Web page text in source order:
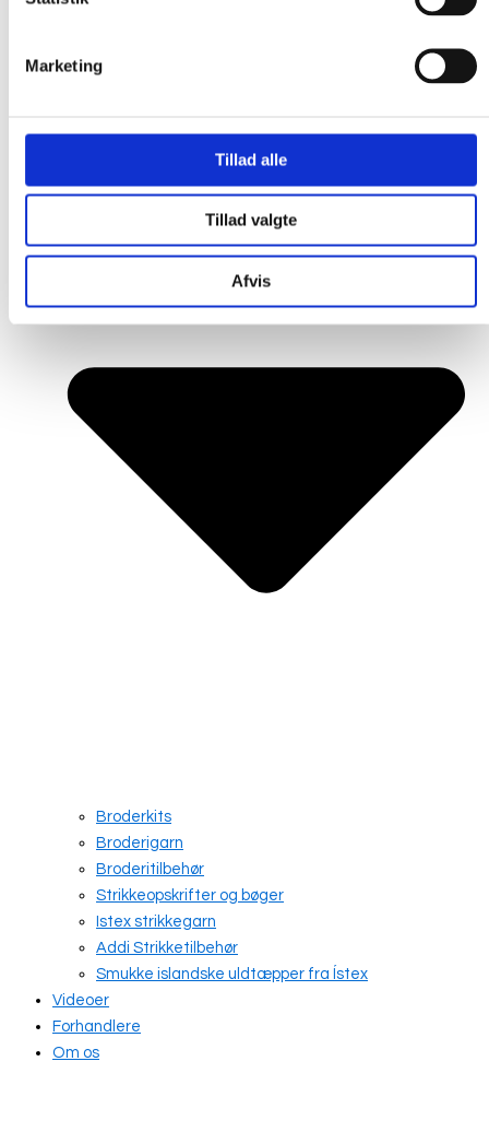
Marketing
Tillad alle
Tillad valgte
Afvis
Broderkits
Broderigarn
Broderitilbehør
Strikkeopskrifter og bøger
Istex strikkegarn
Addi Strikketilbehør
Smukke islandske uldtæpper fra Ístex
Videoer
Forhandlere
Om os